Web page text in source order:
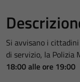
Si avvisano i
di servizio, la Polizia
18:00 alle ore 19:00